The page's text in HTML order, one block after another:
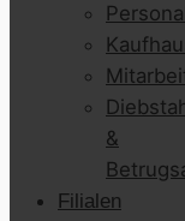
&
Filialen